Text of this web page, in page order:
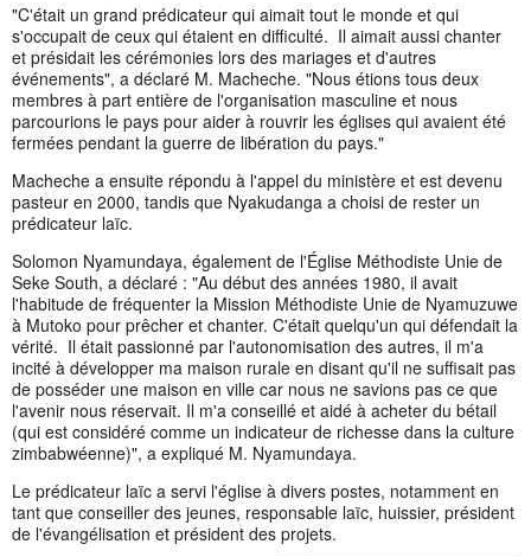
"C'était un grand prédicateur qui aimait tout le monde et qui
s'occupait de ceux qui étaient en difficulté. Il aimait aussi chanter
et présidait les cérémonies lors des mariages et d'autres
événements", a déclaré M. Macheche. "Nous étions tous deux
membres à part entière de l'organisation masculine et nous
parcourions le pays pour aider à rouvrir les églises qui avaient été
fermées pendant la guerre de libération du pays."
Macheche a ensuite répondu à l'appel du ministère et est devenu
pasteur en 2000, tandis que Nyakudanga a choisi de rester un
prédicateur laïc.
Solomon Nyamundaya, également de l'Église Méthodiste Unie de
Seke South, a déclaré : "Au début des années 1980, il avait
l'habitude de fréquenter la Mission Méthodiste Unie de Nyamuzuwe
à Mutoko pour prêcher et chanter. C'était quelqu'un qui défendait la
vérité. Il était passionné par l'autonomisation des autres, il m'a
incité à développer ma maison rurale en disant qu'il ne suffisait pas
de posséder une maison en ville car nous ne savions pas ce que
l'avenir nous réservait. Il m'a conseillé et aidé à acheter du bétail
(qui est considéré comme un indicateur de richesse dans la culture
zimbabwéenne)", a expliqué M. Nyamundaya.
Le prédicateur laïc a servi l'église à divers postes, notamment en
tant que conseiller des jeunes, responsable laïc, huissier, président
de l'évangélisation et président des projets.